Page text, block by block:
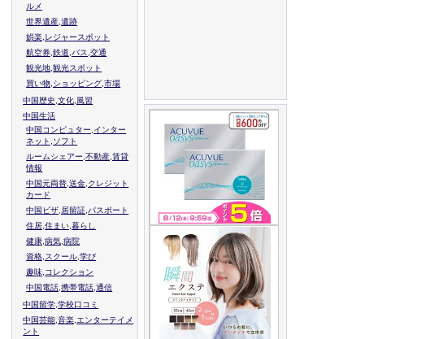
ルメ
世界遺産,遺跡
娯楽,レジャースポット
航空券,鉄道,バス,交通
観光地,観光スポット
買い物,ショッピング,市場
中国歴史,文化,風習
中国生活
中国コンピュター,インター
ネット,ソフト
ルームシェアー,不動産,賃貸
情報
中国元両替,送金,クレジット
カード
中国ビザ,居留証,パスポート
住居,住まい,暮らし
健康,病気,病院
資格,スクール,学び
趣味,コレクション
中国電話,携帯電話,通信
中国留学,学校口コミ
中国芸能,音楽,エンターテイメ
ント